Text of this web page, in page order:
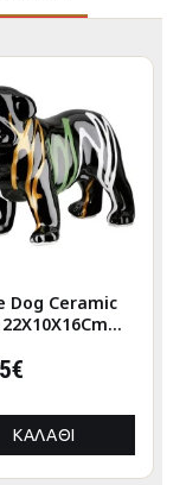
Dog Ceramic
ΚΑΛΆΘΙ